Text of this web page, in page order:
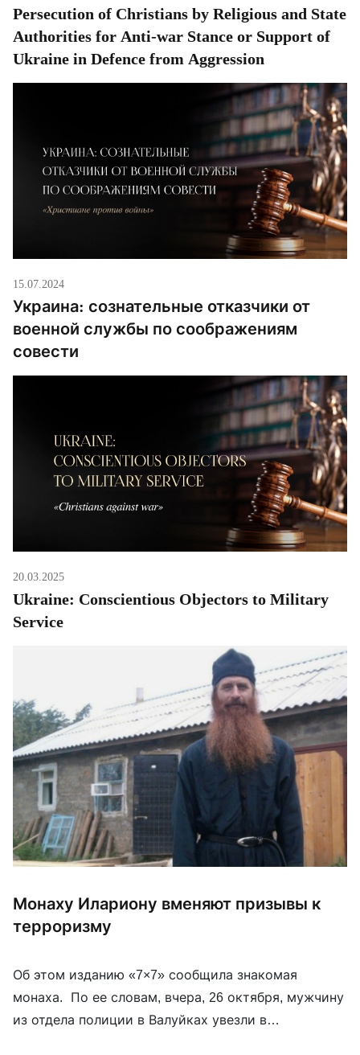
Persecution of Christians by Religious and State
Authorities for Anti-war Stance or Support of
Ukraine in Defence from Aggression
15.07.2024
Украина: сознательные отказчики от
военной службы по соображениям
совести
20.03.2025
Ukraine: Conscientious Objectors to Military
Service
Монаху Илариону вменяют призывы к
терроризму
Об этом изданию «7×7» сообщила знакомая
монаха. По ее словам, вчера, 26 октября, мужчину
из отдела полиции в Валуйках увезли в